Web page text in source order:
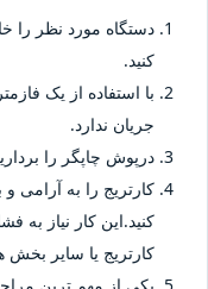
دستگاه مورد نظر را
کنید.
با استفاده از یک
جریان ندارد.
درپوش چاپگر را
کارتریج را به
کنید.این کار نیاز به
کارتریج یا سایر بخش